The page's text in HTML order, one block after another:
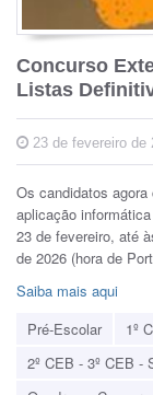
Concurso
Listas
23 de fevereiro de
Os candidatos
aplicação
23 de fevereiro, até
de 2026 (hora de
Saiba mais aqui
Pré-Escolar
1º
2º CEB - 3º CEB -